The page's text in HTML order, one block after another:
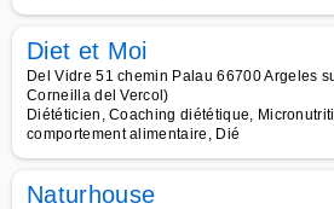
Diet et Moi
Del Vidre 51 chemin Palau 66700 Argeles
Corneilla del Vercol)
Diététicien, Coaching diététique,
comportement alimentaire, Dié
Naturhouse